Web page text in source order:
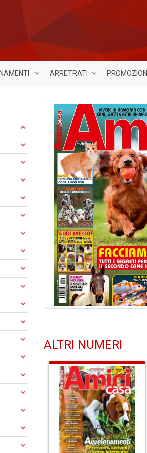
ARRETRATI PROMOZIONI
ALTRI NUMERI